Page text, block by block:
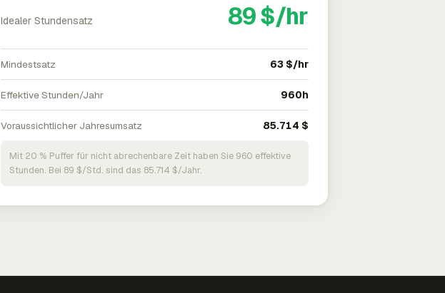
Idealer Stundensatz 89 $/hr
Mindestsatz 63 $/hr
Effektive Stunden/Jahr 960h
Voraussichtlicher Jahresumsatz 85.714 $
Mit 20 % Puffer für nicht abrechenbare Zeit haben Sie 960 effektive
Stunden. Bei 89 $/Std. sind das 85.714 $/Jahr.